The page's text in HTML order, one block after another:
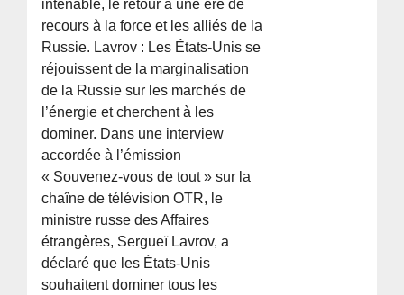
intenable, le retour à une ère de
recours à la force et les alliés de la
Russie. Lavrov : Les États-Unis se
réjouissent de la marginalisation
de la Russie sur les marchés de
l’énergie et cherchent à les
dominer. Dans une interview
accordée à l’émission
« Souvenez-vous de tout » sur la
chaîne de télévision OTR, le
ministre russe des Affaires
étrangères, Sergueï Lavrov, a
déclaré que les États-Unis
souhaitent dominer tous les